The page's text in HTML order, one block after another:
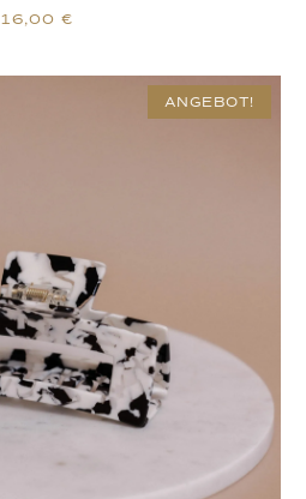
16,00 €
ANGEBOT!